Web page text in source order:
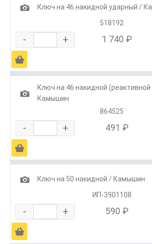
1
Ключ на 46 накидной ударный /
518192
- + 1 740 ₽
Ä
1
Ключ на 46 накидной
Камышин
864525
- + 491 ₽
Ä
1
Ключ на 50 накидной / Камышин
ИП-3901108
- + 590 ₽
Ä